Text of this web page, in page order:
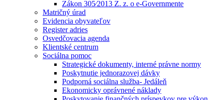
Zákon 305⁄2013 Z. z. o e-Governmente
Matričný úrad
Evidencia obyvateľov
Register adries
Osvedčovacia agenda
Klientské centrum
Sociálna pomoc
Strategické dokumenty, interné právne normy
Poskytnutie jednorazovej dávky
Podporná sociálna služba- Jedáleň
Ekonomicky oprávnené náklady